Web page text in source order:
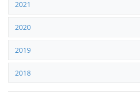
2021
2020
2019
2018